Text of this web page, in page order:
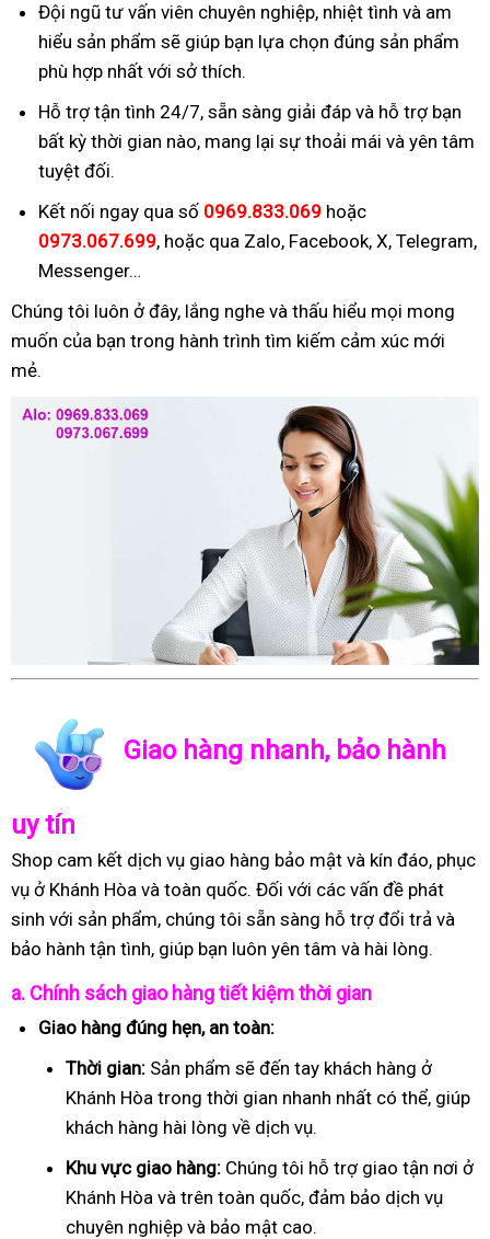
Đội ngũ tư vấn viên chuyên nghiệp, nhiệt tình và am
hiểu sản phẩm sẽ giúp bạn lựa chọn đúng sản phẩm
phù hợp nhất với sở thích.
Hỗ trợ tận tình 24/7, sẵn sàng giải đáp và hỗ trợ bạn
bất kỳ thời gian nào, mang lại sự thoải mái và yên tâm
tuyệt đối.
Kết nối ngay qua số 0969.833.069 hoặc
0973.067.699, hoặc qua Zalo, Facebook, X, Telegram,
Messenger…
Chúng tôi luôn ở đây, lắng nghe và thấu hiểu mọi mong
muốn của bạn trong hành trình tìm kiếm cảm xúc mới
mẻ.
Giao hàng nhanh, bảo hành
uy tín
Shop cam kết dịch vụ giao hàng bảo mật và kín đáo, phục
vụ ở Khánh Hòa và toàn quốc. Đối với các vấn đề phát
sinh với sản phẩm, chúng tôi sẵn sàng hỗ trợ đổi trả và
bảo hành tận tình, giúp bạn luôn yên tâm và hài lòng.
a. Chính sách giao hàng tiết kiệm thời gian
Giao hàng đúng hẹn, an toàn:
Thời gian: Sản phẩm sẽ đến tay khách hàng ở
Khánh Hòa trong thời gian nhanh nhất có thể, giúp
khách hàng hài lòng về dịch vụ.
Khu vực giao hàng: Chúng tôi hỗ trợ giao tận nơi ở
Khánh Hòa và trên toàn quốc, đảm bảo dịch vụ
chuyên nghiệp và bảo mật cao.